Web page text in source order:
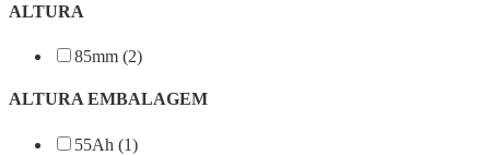
ALTURA
85mm (2)
ALTURA EMBALAGEM
55Ah (1)